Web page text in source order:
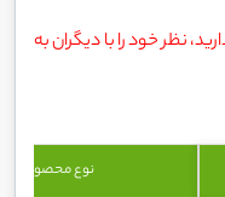
نظر خود را با دیگران به
نوع محصول